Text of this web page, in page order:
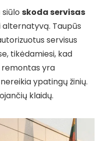
skoda servisas
Taupūs
servisus
tikėdamiesi, kad
remontas yra
ypatingų žinių.
klaidų.